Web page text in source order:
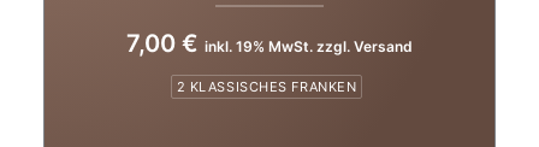
7,00 € inkl. 19% MwSt. zzgl. Versand
2 KLASSISCHES FRANKEN